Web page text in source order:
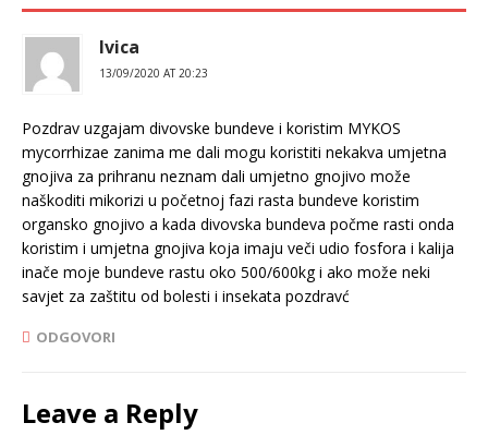
Ivica
13/09/2020 AT 20:23
Pozdrav uzgajam divovske bundeve i koristim MYKOS
mycorrhizae zanima me dali mogu koristiti nekakva umjetna
gnojiva za prihranu neznam dali umjetno gnojivo može
naškoditi mikorizi u početnoj fazi rasta bundeve koristim
organsko gnojivo a kada divovska bundeva počme rasti onda
koristim i umjetna gnojiva koja imaju veči udio fosfora i kalija
inače moje bundeve rastu oko 500/600kg i ako može neki
savjet za zaštitu od bolesti i insekata pozdravć
ODGOVORI
Leave a Reply